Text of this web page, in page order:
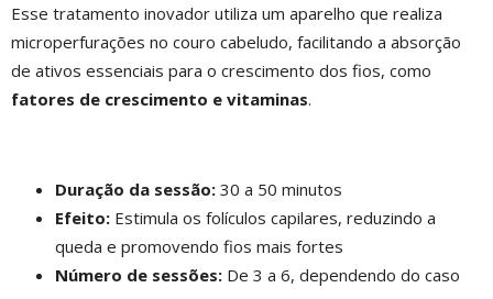
Esse tratamento inovador utiliza um aparelho que realiza
microperfurações no couro cabeludo, facilitando a absorção
de ativos essenciais para o crescimento dos fios, como
fatores de crescimento e vitaminas.
Duração da sessão: 30 a 50 minutos
Efeito: Estimula os folículos capilares, reduzindo a
queda e promovendo fios mais fortes
Número de sessões: De 3 a 6, dependendo do caso